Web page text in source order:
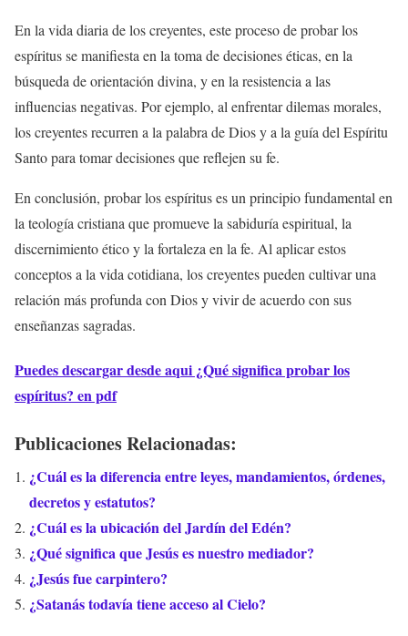
En la vida diaria de los creyentes, este proceso de probar los
espíritus se manifiesta en la toma de decisiones éticas, en la
búsqueda de orientación divina, y en la resistencia a las
influencias negativas. Por ejemplo, al enfrentar dilemas morales,
los creyentes recurren a la palabra de Dios y a la guía del Espíritu
Santo para tomar decisiones que reflejen su fe.
En conclusión, probar los espíritus es un principio fundamental en
la teología cristiana que promueve la sabiduría espiritual, la
discernimiento ético y la fortaleza en la fe. Al aplicar estos
conceptos a la vida cotidiana, los creyentes pueden cultivar una
relación más profunda con Dios y vivir de acuerdo con sus
enseñanzas sagradas.
Puedes descargar desde aqui ¿Qué significa probar los
espíritus? en pdf
Publicaciones Relacionadas:
¿Cuál es la diferencia entre leyes, mandamientos, órdenes,
decretos y estatutos?
¿Cuál es la ubicación del Jardín del Edén?
¿Qué significa que Jesús es nuestro mediador?
¿Jesús fue carpintero?
¿Satanás todavía tiene acceso al Cielo?